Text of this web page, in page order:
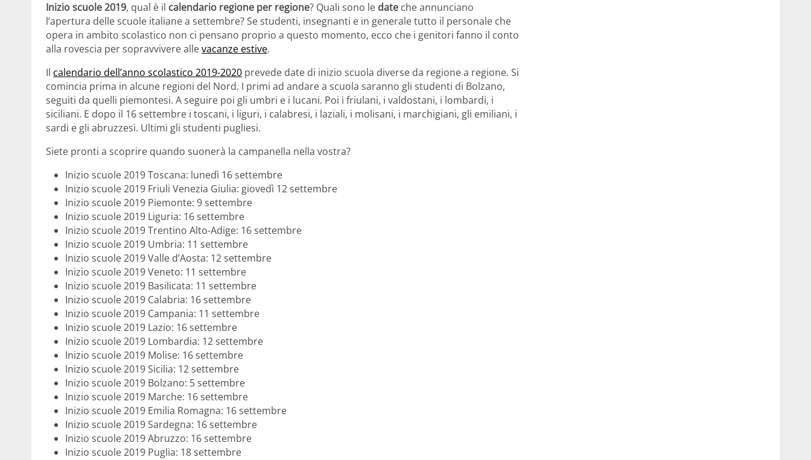
Inizio scuole 2019, qual è il calendario regione per regione? Quali sono le date che annunciano
l’apertura delle scuole italiane a settembre? Se studenti, insegnanti e in generale tutto il personale che
opera in ambito scolastico non ci pensano proprio a questo momento, ecco che i genitori fanno il conto
alla rovescia per sopravvivere allevacanze estive.
Il calendario dell’anno scolastico 2019-2020 prevede date di inizio scuola diverse da regione a regione. Si
comincia prima in alcune regioni del Nord. I primi ad andare a scuola saranno gli studenti di Bolzano,
seguiti da quelli piemontesi. A seguire poi gli umbri e i lucani. Poi i friulani, i valdostani, i lombardi, i
siciliani. E dopo il 16 settembre i toscani, i liguri, i calabresi, i laziali, i molisani, i marchigiani, gli emiliani, i
sardi e gli abruzzesi. Ultimi gli studenti pugliesi.
Siete pronti a scoprire quando suonerà la campanella nella vostra?
Inizio scuole 2019 Toscana: lunedì 16 settembre
Inizio scuole 2019 Friuli Venezia Giulia: giovedì 12 settembre
Inizio scuole 2019 Piemonte: 9 settembre
Inizio scuole 2019 Liguria: 16 settembre
Inizio scuole 2019 Trentino Alto-Adige: 16 settembre
Inizio scuole 2019 Umbria: 11 settembre
Inizio scuole 2019 Valle d’Aosta: 12 settembre
Inizio scuole 2019 Veneto: 11 settembre
Inizio scuole 2019 Basilicata: 11 settembre
Inizio scuole 2019 Calabria: 16 settembre
Inizio scuole 2019 Campania: 11 settembre
Inizio scuole 2019 Lazio: 16 settembre
Inizio scuole 2019 Lombardia: 12 settembre
Inizio scuole 2019 Molise: 16 settembre
Inizio scuole 2019 Sicilia: 12 settembre
Inizio scuole 2019 Bolzano: 5 settembre
Inizio scuole 2019 Marche: 16 settembre
Inizio scuole 2019 Emilia Romagna: 16 settembre
Inizio scuole 2019 Sardegna: 16 settembre
Inizio scuole 2019 Abruzzo: 16 settembre
Inizio scuole 2019 Puglia: 18 settembre